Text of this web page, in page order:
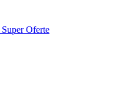
Super Oferte